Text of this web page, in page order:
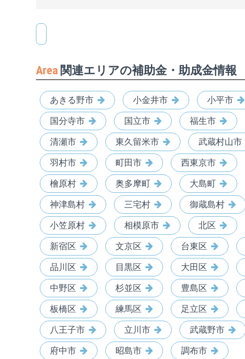
Area 関連エリアの補助金・助成金情報
あきる野市 小金井市 小平市
国分寺市 国立市 福生市
清瀬市 東久留米市 武蔵村山市
羽村市 町田市 西東京市
檜原村 奥多摩町 大島町
神津島村 三宅村 御蔵島村
小笠原村 相模原市 北区
新宿区 文京区 台東区
品川区 目黒区 大田区
中野区 杉並区 豊島区
板橋区 練馬区 足立区
八王子市 立川市 武蔵野市
府中市 昭島市 調布市